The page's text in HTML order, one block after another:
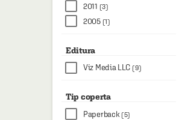
2011 (3)
2005 (1)
Editura
Viz Media LLC (9)
Tip coperta
Paperback (5)